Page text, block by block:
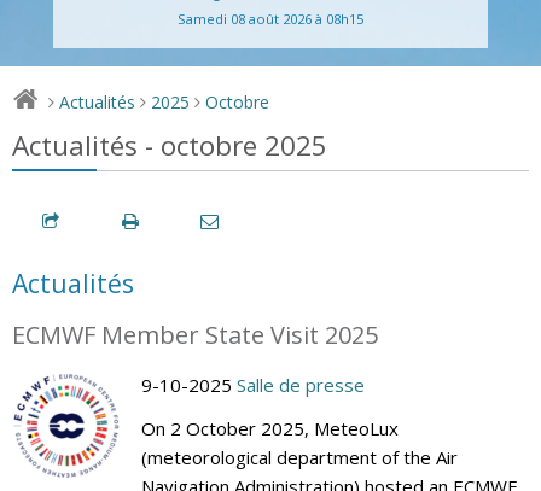
Samedi 08 août 2026 à 08h15
> Actualités > 2025 > Octobre
Actualités - octobre 2025
Actualités
ECMWF Member State Visit 2025
9-10-2025 Salle de presse
On 2 October 2025, MeteoLux
(meteorological department of the Air
Navigation Administration) hosted an ECMWF